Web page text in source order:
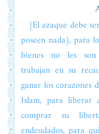
{El azaque debe
poseen nada), para
bienes no les son
trabajan en su
ganar los corazones
Islam, para liberar
comprar su
endeudados, para